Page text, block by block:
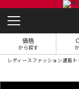
価格
から探す
レディースファッション通販ト